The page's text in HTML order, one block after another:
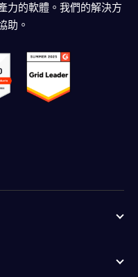
力的軟體。我們的解決方
助。